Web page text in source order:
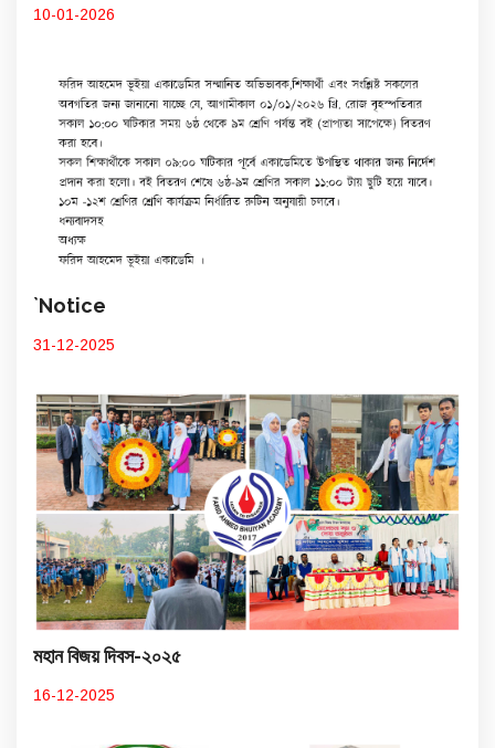
10-01-2026
`Notice
31-12-2025
মহান বিজয় দিবস-২০২৫
16-12-2025